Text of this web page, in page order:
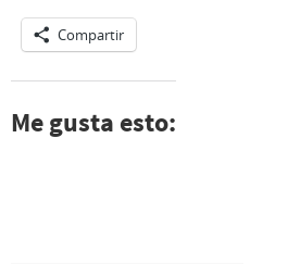
Compartir
Me gusta esto: